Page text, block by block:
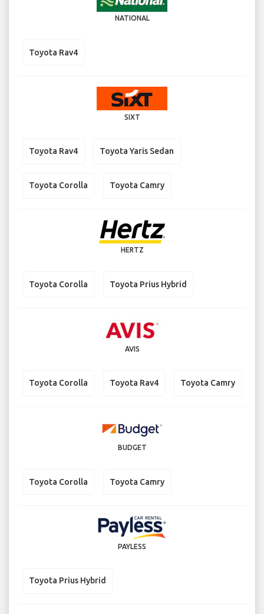
NATIONAL
Toyota Rav4
SIXT
Toyota Rav4 Toyota Yaris Sedan
Toyota Corolla Toyota Camry
HERTZ
Toyota Corolla Toyota Prius Hybrid
AVIS
Toyota Corolla Toyota Rav4 Toyota Camry
BUDGET
Toyota Corolla Toyota Camry
PAYLESS
Toyota Prius Hybrid